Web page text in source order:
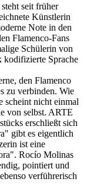
seit früher
Künstlerin
Note in den
Flamenco-Fans
Schülerin von
kodifizierte Sprache
den Flamenco
zu verbinden. Wie
scheint nicht einmal
von selbst. ARTE
erschließt sich
gibt es eigentlich
ist eine
Rocío Molinas
pointiert und
verführerisch